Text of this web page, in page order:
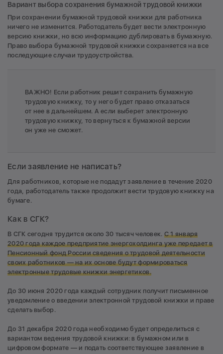
Вариант выбора сохранения бумажной трудовой книжки
При сохранении бумажной трудовой книжки для работника
ничего не изменится. Работодатель будет вести электронную
версию книжки, но всю информацию дублировать в бумажную.
Право выбора бумажной трудовой книжки сохраняется на все
последующие случаи трудоустройства.
ВАЖНО! Если работник решит сохранить бумажную
трудовую книжку, то у него будет право отказаться
от нее в дальнейшем. А если выберет электронную
трудовую книжку, то вернуться к бумажной версии
он уже не сможет.
Если заявление не написать?
Для работников, которые не подадут заявление в течение 2020
года, работодатель также продолжит вести трудовую книжку на
бумаге.
Как в СГК?
В СГК сегодня трудится около 30 тысяч человек. С 1 января
2020 года каждое предприятие энергохолдинга уже передает в
Пенсионный фонд России сведения о трудовой деятельности
своих работников — на их основе будут формироваться
электронные трудовые книжки энергетиков.
До 30 июня 2020 года каждый сотрудник получит письменное
уведомление о введении электронной трудовой книжки и праве
сделать выбор.
До 31 декабря 2020 года необходимо будет определиться с
вариантом ведения трудовой книжки: в бумажном или в
цифровом формате — и подать соответствующее заявление в